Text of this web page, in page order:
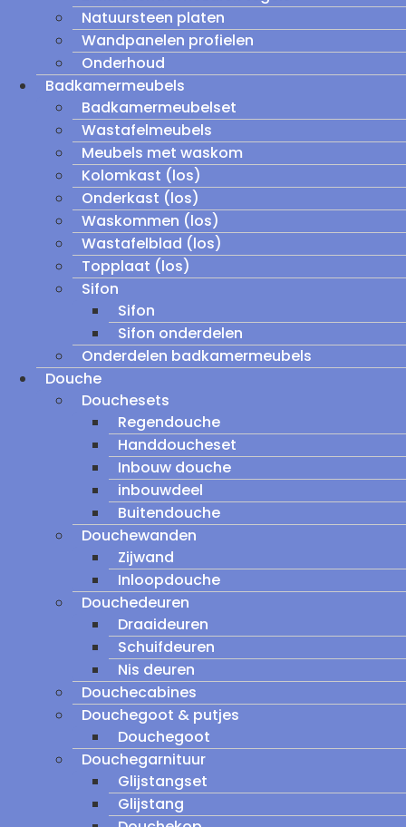
Natuursteen platen
Wandpanelen profielen
Onderhoud
Badkamermeubels
Badkamermeubelset
Wastafelmeubels
Meubels met waskom
Kolomkast (los)
Onderkast (los)
Waskommen (los)
Wastafelblad (los)
Topplaat (los)
Sifon
Sifon
Sifon onderdelen
Onderdelen badkamermeubels
Douche
Douchesets
Regendouche
Handdoucheset
Inbouw douche
inbouwdeel
Buitendouche
Douchewanden
Zijwand
Inloopdouche
Douchedeuren
Draaideuren
Schuifdeuren
Nis deuren
Douchecabines
Douchegoot & putjes
Douchegoot
Douchegarnituur
Glijstangset
Glijstang